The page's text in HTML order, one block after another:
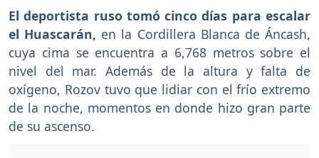
El deportista ruso tomó cinco días para escalar
el Huascarán, en la Cordillera Blanca de Áncash,
cuya cima se encuentra a 6,768 metros sobre el
nivel del mar. Además de la altura y falta de
oxígeno, Rozov tuvo que lidiar con el frío extremo
de la noche, momentos en donde hizo gran parte
de su ascenso.